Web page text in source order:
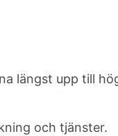
längst upp till
och tjänster.